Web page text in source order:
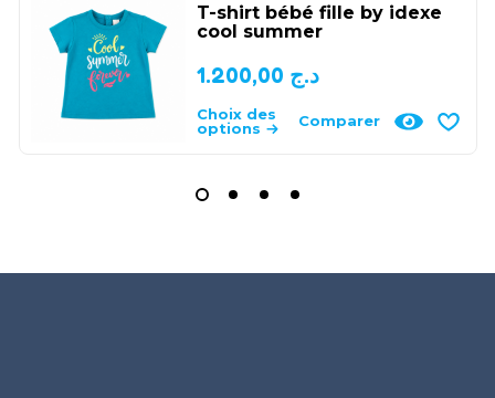
T-shirt bébé fille by idexe
cool summer
د.ج
Choix des
options
Comparer